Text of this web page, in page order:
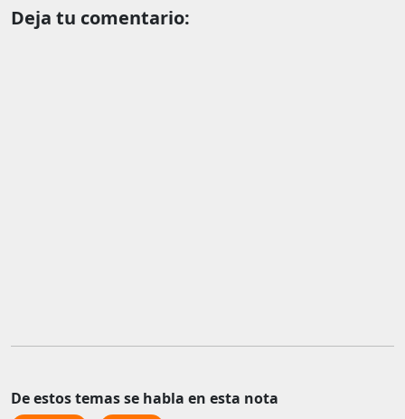
Deja tu comentario:
De estos temas se habla en esta nota